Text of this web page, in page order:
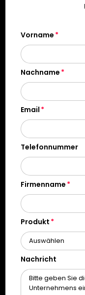
Vorname
Nachname
Email
Telefonnummer
Firmenname
Produkt
Nachricht